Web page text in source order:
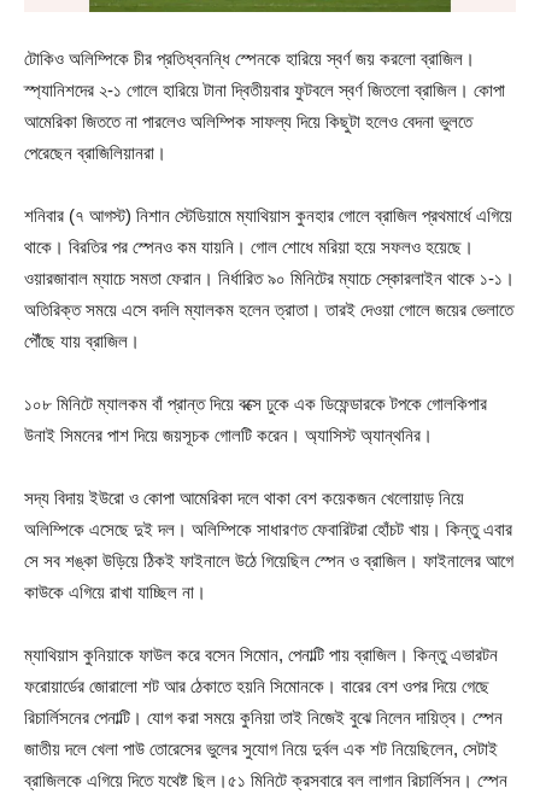
টোকিও অলিম্পিকে চীর প্রতিধ্বনন্ধি স্পেনকে হারিয়ে স্বর্ণ জয় করলো ব্রাজিল।
স্প্যানিশদের ২-১ গোলে হারিয়ে টানা দ্বিতীয়বার ফুটবলে স্বর্ণ জিতলো ব্রাজিল। কোপা
আমেরিকা জিততে না পারলেও অলিম্পিক সাফল্য দিয়ে কিছুটা হলেও বেদনা ভুলতে
পেরেছেন ব্রাজিলিয়ানরা।
শনিবার (৭ আগস্ট) নিশান স্টেডিয়ামে ম্যাথিয়াস কুনহার গোলে ব্রাজিল প্রথমার্ধে এগিয়ে
থাকে। বিরতির পর স্পেনও কম যায়নি। গোল শোধে মরিয়া হয়ে সফলও হয়েছে।
ওয়ারজাবাল ম্যাচে সমতা ফেরান। নির্ধারিত ৯০ মিনিটের ম্যাচে স্কোরলাইন থাকে ১-১।
অতিরিক্ত সময়ে এসে বদলি ম্যালকম হলেন ত্রাতা। তারই দেওয়া গোলে জয়ের ভেলাতে
পৌঁছে যায় ব্রাজিল।
১০৮ মিনিটে ম্যালকম বাঁ প্রান্ত দিয়ে বক্সে ঢুকে এক ডিফেন্ডারকে টপকে গোলকিপার
উনাই সিমনের পাশ দিয়ে জয়সূচক গোলটি করেন। অ্যাসিস্ট অ্যান্থনির।
সদ্য বিদায় ইউরো ও কোপা আমেরিকা দলে থাকা বেশ কয়েকজন খেলোয়াড় নিয়ে
অলিম্পিকে এসেছে দুই দল। অলিম্পিকে সাধারণত ফেবারিটরা হোঁচট খায়। কিন্তু এবার
সে সব শঙ্কা উড়িয়ে ঠিকই ফাইনালে উঠে গিয়েছিল স্পেন ও ব্রাজিল। ফাইনালের আগে
কাউকে এগিয়ে রাখা যাচ্ছিল না।
ম্যাথিয়াস কুনিয়াকে ফাউল করে বসেন সিমোন, পেনাল্টি পায় ব্রাজিল। কিন্তু এভারটন
ফরোয়ার্ডের জোরালো শট আর ঠেকাতে হয়নি সিমোনকে। বারের বেশ ওপর দিয়ে গেছে
রিচার্লিসনের পেনাল্টি। যোগ করা সময়ে কুনিয়া তাই নিজেই বুঝে নিলেন দায়িত্ব। স্পেন
জাতীয় দলে খেলা পাউ তোরেসের ভুলের সুযোগ নিয়ে দুর্বল এক শট নিয়েছিলেন, সেটাই
ব্রাজিলকে এগিয়ে দিতে যথেষ্ট ছিল।৫১ মিনিটে ক্রসবারে বল লাগান রিচার্লিসন। স্পেন